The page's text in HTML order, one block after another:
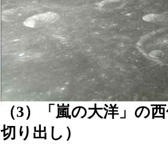
（3）「嵐の大洋」の
切り出し）